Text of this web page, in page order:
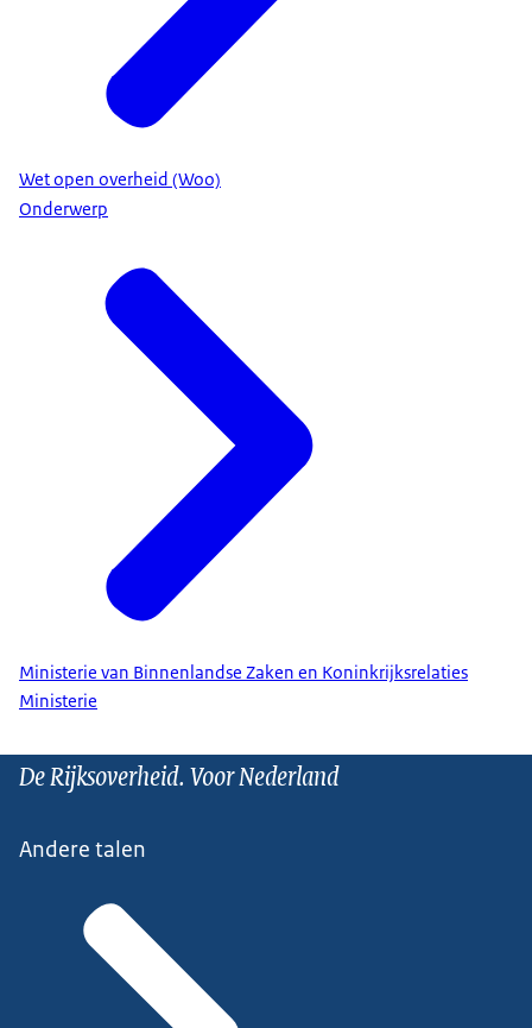
Wet open overheid (Woo)
Onderwerp
Ministerie van Binnenlandse Zaken en Koninkrijksrelaties
Ministerie
De Rijksoverheid. Voor Nederland
Andere talen